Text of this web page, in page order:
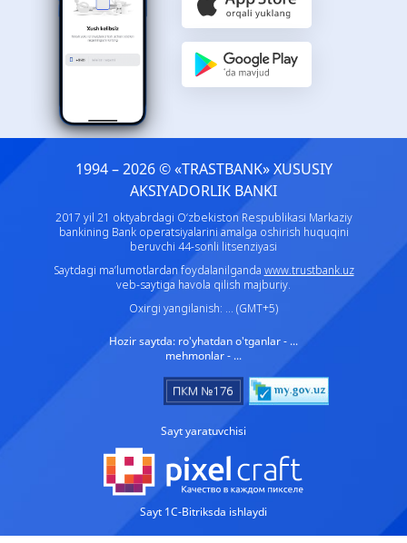
1994 – 2026 © «TRASTBANK» ХUSUSIY
AKSIYADORLIK BANKI
2017 yil 21 oktyabrdagi O‘zbekiston Respublikasi Markaziy
bankining Bank operatsiyalarini amalga oshirish huquqini
beruvchi 44-sonli litsenziyasi
Saytdagi ma’lumotlardan foydalanilganda www.trustbank.uz
veb-saytiga havola qilish majburiy.
Oxirgi yangilanish: ... (GMT+5)
Hozir saytda: ro'yhatdan o'tganlar - ...
mehmonlar - ...
Sayt yaratuvchisi
Sayt 1C-Bitriksda ishlaydi